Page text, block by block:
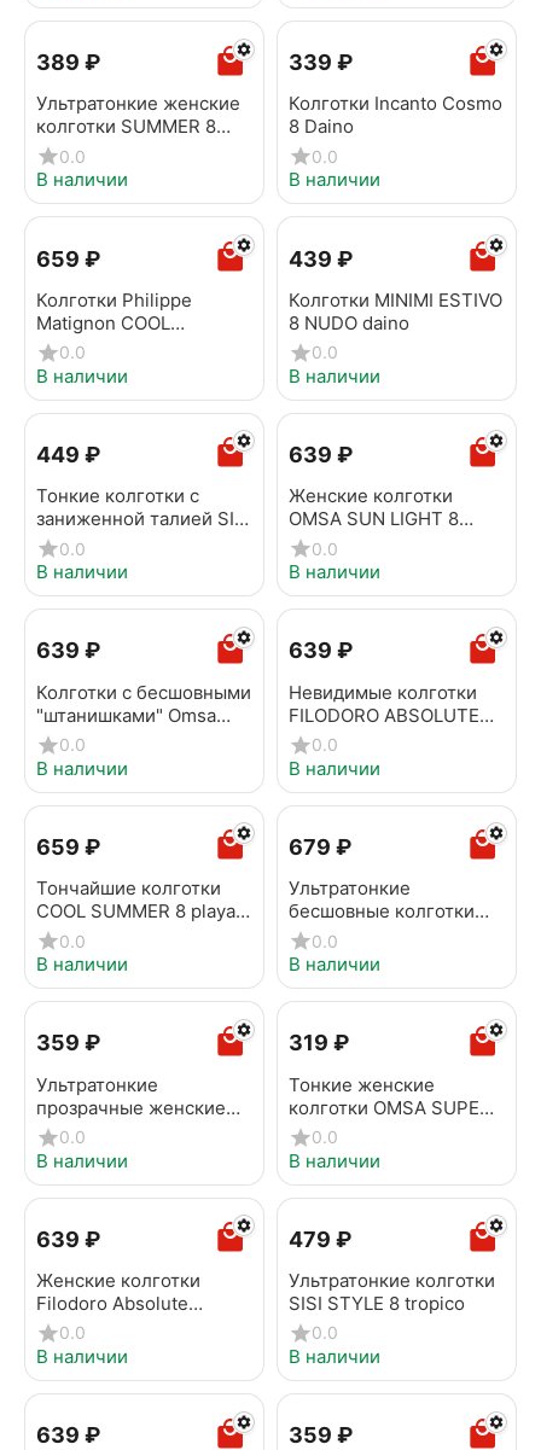
‍389‍ ₽
Ультратонкие женские
колготки SUMMER 8
den OPEN TOE bronz
0.0
В наличии
‍339‍ ₽
Колготки Incanto Cosmo
8 Daino
0.0
В наличии
‍659‍ ₽
Колготки Philippe
Мatignon COOL
SUMMER 8 nero
0.0
В наличии
‍439‍ ₽
Колготки MINIMI ESTIVO
8 NUDO daino
0.0
В наличии
‍449‍ ₽
Тонкие колготки с
заниженной талией SISI
BE FREE 8 Vita Bassa
nero
0.0
В наличии
‍639‍ ₽
Женские колготки
OMSA SUN LIGHT 8
beige naturel
0.0
В наличии
‍639‍ ₽
Колготки с бесшовными
"штанишками" Omsa
Innovattiva 20 caramello
0.0
В наличии
‍639‍ ₽
Невидимые колготки
FILODORO ABSOLUTE
SUMMER 8 brazil
0.0
В наличии
‍659‍ ₽
Тончайшие колготки
COOL SUMMER 8 playa
nature
0.0
В наличии
‍679‍ ₽
Ультратонкие
бесшовные колготки
OMSA INNOVATTIVA 8
beige naturel
0.0
В наличии
‍359‍ ₽
Ультратонкие
прозрачные женские
колготки Conte
SUMMER 8 den shade
0.0
В наличии
‍319‍ ₽
Тонкие женские
колготки OMSA SUPER
15 caramello
0.0
В наличии
‍639‍ ₽
Женские колготки
Filodoro Absolute
Summer 8 playa
0.0
В наличии
‍479‍ ₽
Ультратонкие колготки
SISI STYLE 8 tropico
0.0
В наличии
‍639‍ ₽ ‍359‍ ₽